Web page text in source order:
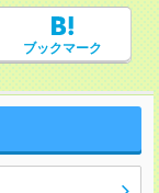
ブックマーク